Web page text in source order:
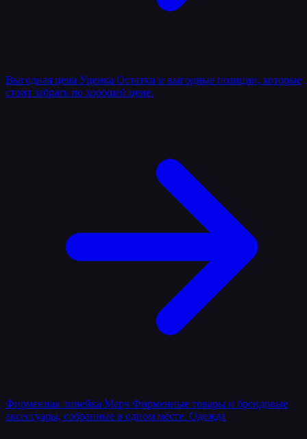
Выгодная цена Уценка Остатки и выгодные позиции, которые
стоит забрать по хорошей цене.
Фирменная линейка Мерч Фирменные товары и брендовые
аксессуары, собранные в одном месте. Одежда